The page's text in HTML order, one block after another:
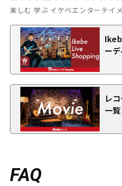
楽しむ 学ぶ イケベエンターテイ
ー
レ
一覧
FAQ